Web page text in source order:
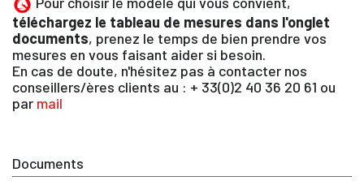
Documents
téléchargez le tableau de mesures dans l'onglet
documents, prenez le temps de bien prendre vos
mesures en vous faisant aider si besoin.
En cas de doute, n'hésitez pas à contacter nos
conseillers/ères clients au : + 33(0)2 40 36 20 61 ou
par mail
CONNECTER